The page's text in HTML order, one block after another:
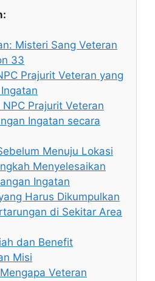
Misteri Sang Veteran
33
Prajurit Veteran yang
Prajurit Veteran
Ingatan secara
Menuju Lokasi
Menyelesaikan
Ingatan
Harus Dikumpulkan
di Sekitar Area
dan Benefit
Misi
Veteran